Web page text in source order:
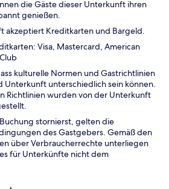
die Gäste dieser Unterkunft ihren
genießen.
akzeptiert Kreditkarten und Bargeld.
Visa, Mastercard, American
kulturelle Normen und Gastrichtlinien
Unterkunft unterschiedlich sein können.
Richtlinien wurden von der Unterkunft
stornierst, gelten die
des Gastgebers. Gemäß den
über Verbraucherrechte unterliegen
für Unterkünfte nicht dem